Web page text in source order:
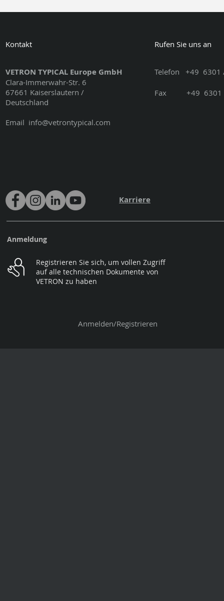
Kontakt
VETRON TYPICAL Europe GmbH
Clara-Immerwahr-Str. 6
67661 Kaiserslautern /
Deutschland
Email info@vetrontypical.com
Rufen Sie uns an
Telefon +49 6301
Fax +49
Karriere
Anmeldung
Registrieren Sie sich, um vollen Zugriff
auf alle technischen Dokumente von
VETRON zu haben
Anmelden/Registrieren